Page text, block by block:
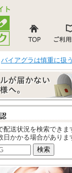
バイアグラは慎重に扱
送状況を検索できま
かかる場合がありま